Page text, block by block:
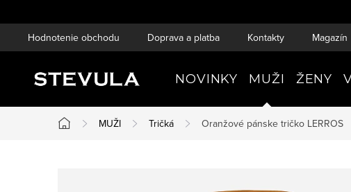
na
Hodnotenie obchodu Doprava a platba Kontakty Magazín
NOVINKY MUŽI ŽENY
Domov
MUŽI Tričká Oranžové pánske tričko LERROS